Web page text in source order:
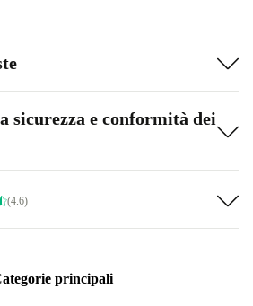
sicurezza e conformità dei
(4.6)
principali